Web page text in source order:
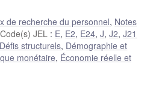
de recherche du personnel, Notes
Code(s) JEL : E, E2, E24,J,J2,J21
Défis structurels, Démographie et
monétaire, Économie réelle et